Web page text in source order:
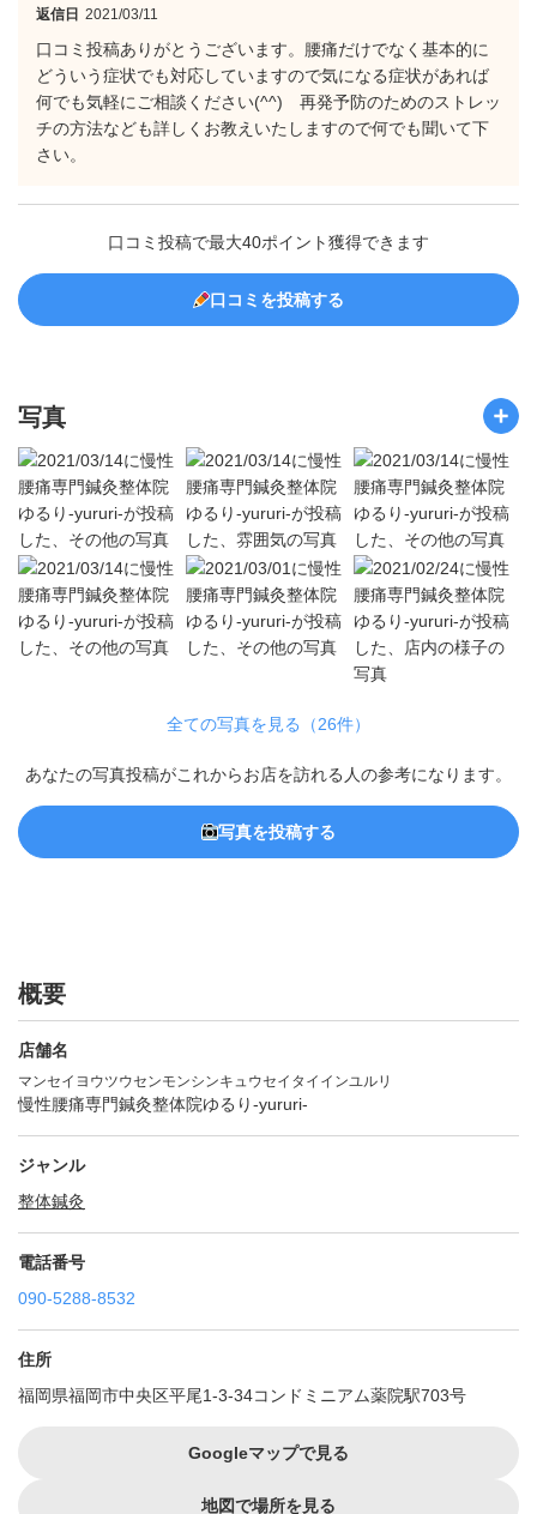
返信日 2021/03/11
口コミ投稿ありがとうございます。腰痛だけでなく基本的に
どういう症状でも対応していますので気になる症状があれば
何でも気軽にご相談ください(^^) 再発予防のためのストレッ
チの方法なども詳しくお教えいたしますので何でも聞いて下
さい。
口コミ投稿で最大40ポイント獲得できます
口コミを投稿する
写真
全ての写真を見る（26件）
あなたの写真投稿がこれからお店を訪れる人の参考になります。
写真を投稿する
概要
店舗名
マンセイヨウツウセンモンシンキュウセイタイインユルリ
慢性腰痛専門鍼灸整体院ゆるり-yururi-
ジャンル
整体鍼灸
電話番号
090-5288-8532
住所
福岡県福岡市中央区平尾1-3-34コンドミニアム薬院駅703号
Googleマップで見る
地図で場所を見る